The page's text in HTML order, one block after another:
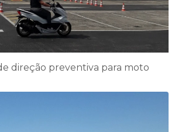
direção preventiva para moto